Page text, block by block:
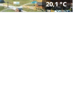
20,1 °C